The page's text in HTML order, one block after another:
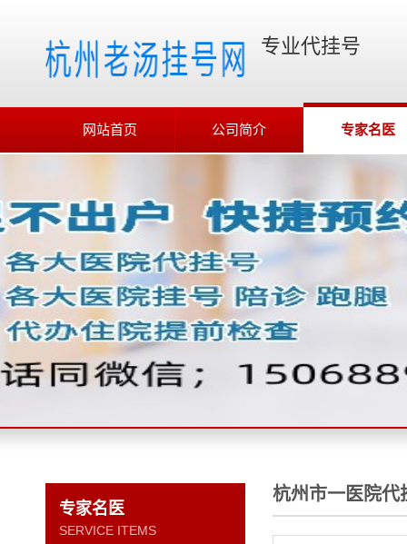
专业代挂号
网站首页 公司简介 专家名医
专家名医
SERVICE ITEMS
杭州市一医院代